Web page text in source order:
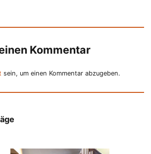
Kommentar
sein, um einen Kommentar abzugeben.